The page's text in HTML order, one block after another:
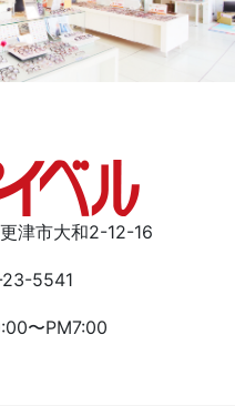
津市大和2-12-16
5541
〜PM7:00